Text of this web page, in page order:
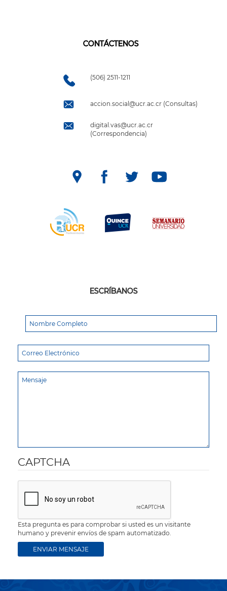
CONTÁCTENOS
(506) 2511-1211
accion.social@ucr.ac.cr (Consultas)
digital.vas@ucr.ac.cr
(Correspondencia)
ESCRÍBANOS
CAPTCHA
Esta pregunta es para comprobar si usted es un visitante
humano y prevenir envíos de spam automatizado.